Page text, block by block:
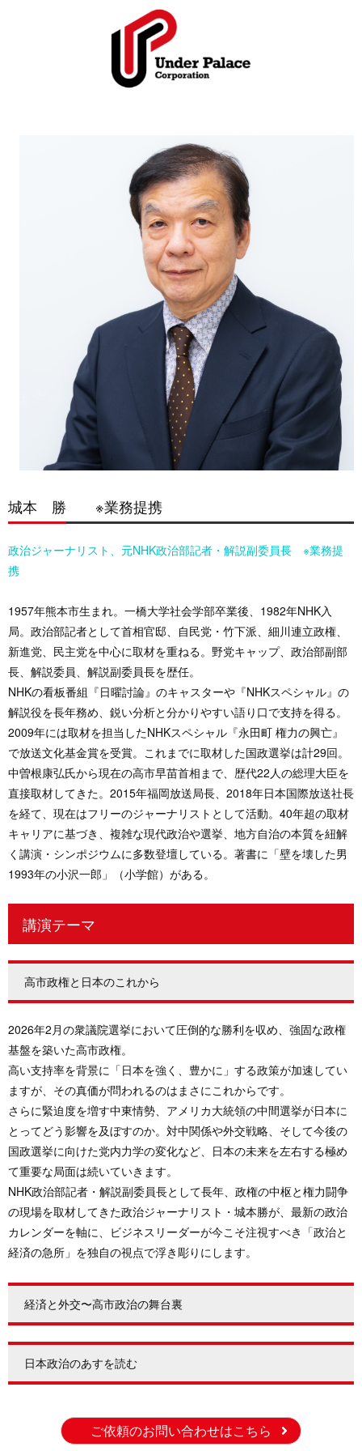
城本 勝 ※業務提携
政治ジャーナリスト、元NHK政治部記者・解説副委員長 ※業務提
携
1957年熊本市生まれ。一橋大学社会学部卒業後、1982年NHK入
局。政治部記者として首相官邸、自民党・竹下派、細川連立政権、
新進党、民主党を中心に取材を重ねる。野党キャップ、政治部副部
長、解説委員、解説副委員長を歴任。
NHKの看板番組『日曜討論』のキャスターや『NHKスペシャル』の
解説役を長年務め、鋭い分析と分かりやすい語り口で支持を得る。
2009年には取材を担当したNHKスペシャル『永田町 権力の興亡』
で放送文化基金賞を受賞。これまでに取材した国政選挙は計29回。
中曽根康弘氏から現在の高市早苗首相まで、歴代22人の総理大臣を
直接取材してきた。2015年福岡放送局長、2018年日本国際放送社長
を経て、現在はフリーのジャーナリストとして活動。40年超の取材
キャリアに基づき、複雑な現代政治や選挙、地方自治の本質を紐解
く講演・シンポジウムに多数登壇している。著書に「壁を壊した男
1993年の小沢一郎」（小学館）がある。
講演テーマ
高市政権と日本のこれから
2026年2月の衆議院選挙において圧倒的な勝利を収め、強固な政権
基盤を築いた高市政権。
高い支持率を背景に「日本を強く、豊かに」する政策が加速してい
ますが、その真価が問われるのはまさにこれからです。
さらに緊迫度を増す中東情勢、アメリカ大統領の中間選挙が日本に
とってどう影響を及ぼすのか。対中関係や外交戦略、そして今後の
国政選挙に向けた党内力学の変化など、日本の未来を左右する極め
て重要な局面は続いていきます。
NHK政治部記者・解説副委員長として長年、政権の中枢と権力闘争
の現場を取材してきた政治ジャーナリスト・城本勝が、最新の政治
カレンダーを軸に、ビジネスリーダーが今こそ注視すべき「政治と
経済の急所」を独自の視点で浮き彫りにします。
経済と外交〜高市政治の舞台裏
日本政治のあすを読む
ご依頼のお問い合わせはこちら